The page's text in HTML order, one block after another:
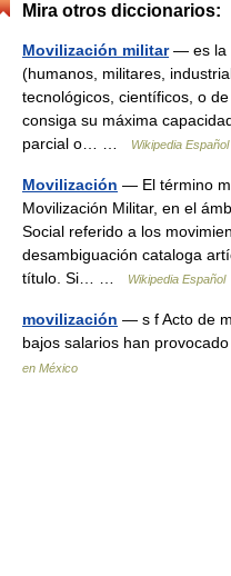
Mira otros diccionarios:
Movilización militar— es la
(humanos, militares,
tecnológicos, científicos, o
consiga su máxima
parcial o… …
Wikipedia Español
Movilización — El término
Movilización Militar, en el
Social referido a los
desambiguación cataloga
título. Si… …
Wikipedia Español
movilización — s f Acto de
bajos salarios han
en México